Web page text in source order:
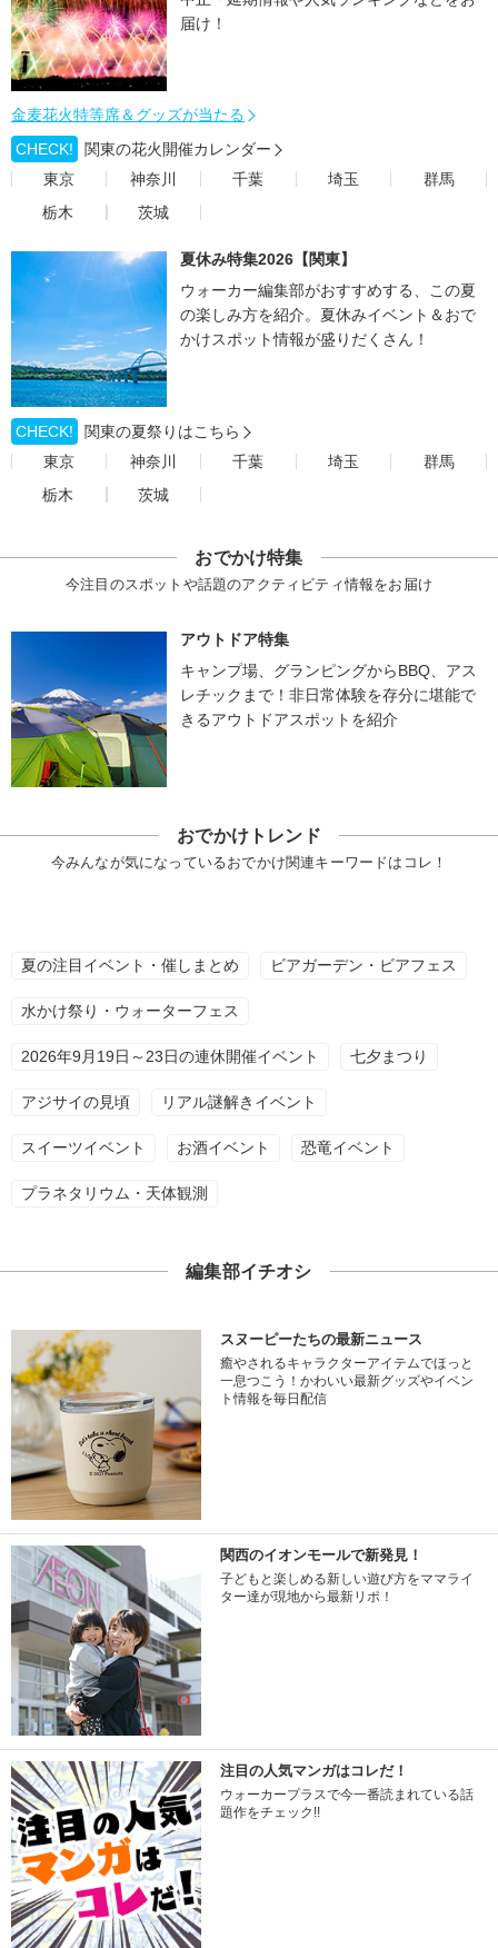
届け！
金麦花火特等席＆グッズが当たる
CHECK!
関東の花火開催カレンダー
東京
神奈川 千葉 埼玉
群馬
栃木
茨城
夏休み特集2026【関東】
ウォーカー編集部がおすすめする、この夏
の楽しみ方を紹介。夏休みイベント＆おで
かけスポット情報が盛りだくさん！
CHECK!
関東の夏祭りはこちら
東京
神奈川 千葉 埼玉
群馬
栃木
茨城
おでかけ特集
今注目のスポットや話題のアクティビティ情報をお届け
アウトドア特集
キャンプ場、グランピングからBBQ、アス
レチックまで！非日常体験を存分に堪能で
きるアウトドアスポットを紹介
おでかけトレンド
今みんなが気になっているおでかけ関連キーワードはコレ！
夏の注目イベント・催しまとめ ビアガーデン・ビアフェス
水かけ祭り・ウォーターフェス
2026年9月19日～23日の連休開催イベント 七夕まつり
アジサイの見頃 リアル謎解きイベント
スイーツイベント お酒イベント 恐竜イベント
プラネタリウム・天体観測
編集部イチオシ
スヌーピーたちの最新ニュース
癒やされるキャラクターアイテムでほっと
一息つこう！かわいい最新グッズやイベン
ト情報を毎日配信
関西のイオンモールで新発見！
子どもと楽しめる新しい遊び方をママライ
ター達が現地から最新リポ！
注目の人気マンガはコレだ！
ウォーカープラスで今一番読まれている話
題作をチェック!!